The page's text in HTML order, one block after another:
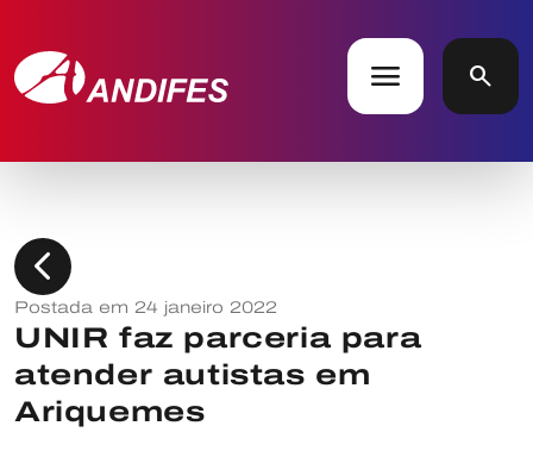
menu search
chevron_left
Postada em 24 janeiro 2022
UNIR faz parceria para
atender autistas em
Ariquemes